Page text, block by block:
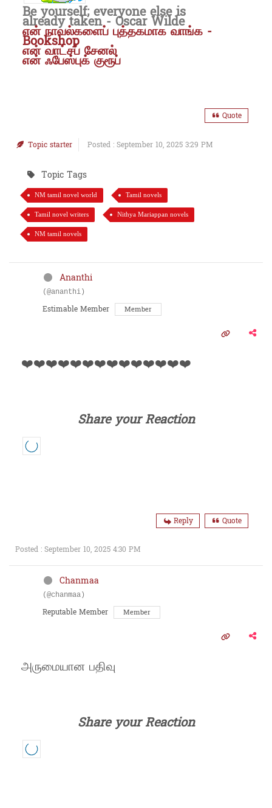
Be yourself; everyone else is
already taken - Oscar Wilde
என் நாவல்களைப் புத்தகமாக வாங்க -
Bookshop
என் வாட்சப் சேனல்
என் ஃபேஸ்புக் குரூப்
Quote
Topic starter Posted : September 10, 2025 3:29 PM
Topic Tags
NM tamil novel world Tamil novels
Tamil novel writers Nithya Mariappan novels
NM tamil novels
Ananthi
(@ananthi)
Estimable Member Member
❤️❤️❤️❤️❤️❤️❤️❤️❤️❤️❤️❤️❤️❤️
Share your Reaction
Reply Quote
Posted : September 10, 2025 4:30 PM
Chanmaa
(@chanmaa)
Reputable Member Member
அருமையான பதிவு
Share your Reaction